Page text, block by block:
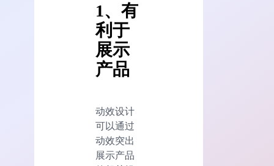
1、有
利于
展示
产品
动效设计
可以通过
动效突出
展示产品